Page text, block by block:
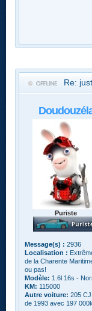
Re:
Puriste
Message(s) : 2936
Localisation :
de la Charente
ou pas!
Modèle: 1.6l 16s -
KM: 115000
Autre voiture: 205
de 1993 avec 197